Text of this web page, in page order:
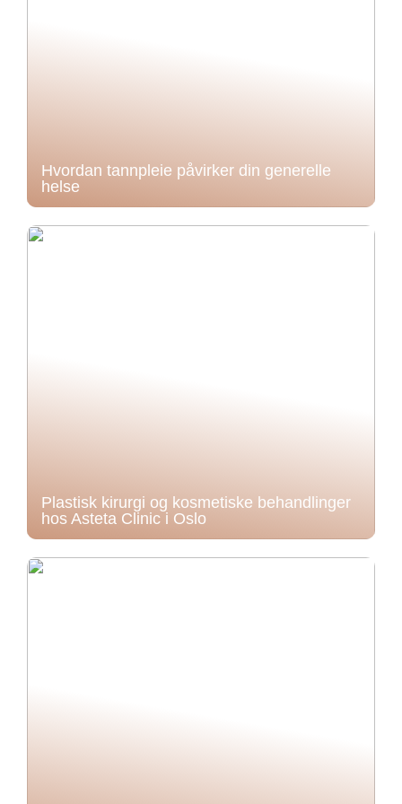
Hvordan tannpleie påvirker din generelle
helse
Plastisk kirurgi og kosmetiske behandlinger
hos Asteta Clinic i Oslo